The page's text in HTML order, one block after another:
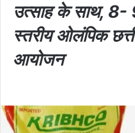
उत्साह के साथ, 8-
स्तरीय ओलंपिक
आयोजन